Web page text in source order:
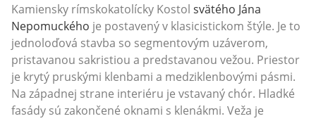
Kamiensky rímskokatolícky Kostol svätého Jána
Nepomuckého je postavený v klasicistickom štýle. Je to
jednoloďová stavba so segmentovým uzáverom,
pristavanou sakristiou a predstavanou vežou. Priestor
je krytý pruskými klenbami a medziklenbovými pásmi.
Na západnej strane interiéru je vstavaný chór. Hladké
fasády sú zakončené oknami s klenákmi. Veža je